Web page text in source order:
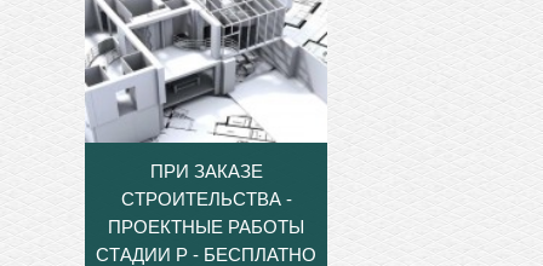
ПРИ ЗАКАЗЕ
СТРОИТЕЛЬСТВА -
ПРОЕКТНЫЕ РАБОТЫ
СТАДИИ Р - БЕСПЛАТНО